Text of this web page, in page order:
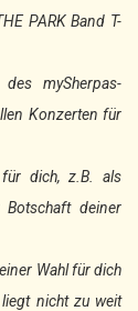
PARK Band T-
mySherpas-
Konzerten für
für dich, z.B. als
deiner
Wahl für dich
nicht zu weit